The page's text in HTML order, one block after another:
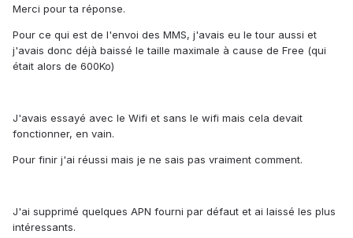
Merci pour ta réponse.
Pour ce qui est de l'envoi des MMS, j'avais eu le tour aussi et
j'avais donc déjà baissé le taille maximale à cause de Free (qui
était alors de 600Ko)
J'avais essayé avec le Wifi et sans le wifi mais cela devait
fonctionner, en vain.
Pour finir j'ai réussi mais je ne sais pas vraiment comment.
J'ai supprimé quelques APN fourni par défaut et ai laissé les plus
intéressants.